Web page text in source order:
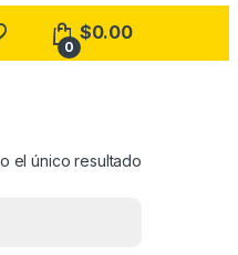
0
$0.00
el único resultado